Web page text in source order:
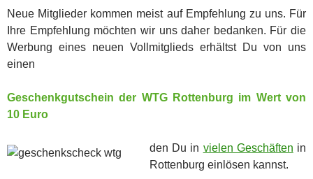
Neue Mitglieder kommen meist auf Empfehlung zu uns. Für
Ihre Empfehlung möchten wir uns daher bedanken. Für die
Werbung eines neuen Vollmitglieds erhältst Du von uns
einen
Geschenkgutschein der WTG Rottenburg im Wert von
10 Euro
den Du in vielen Geschäften in
Rottenburg einlösen kannst.